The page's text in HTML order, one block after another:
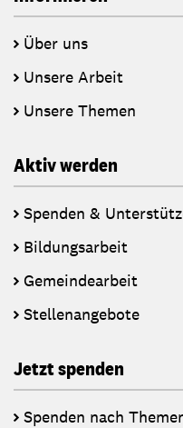
Über uns
Unsere Arbeit
Unsere Themen
Aktiv werden
Spenden &
Bildungsarbeit
Gemeindearbeit
Stellenangebote
Jetzt spenden
Spenden nach